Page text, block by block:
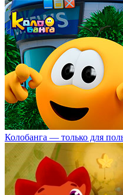
Колобанга — только для